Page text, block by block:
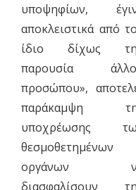
υποψηφίων,
αποκλειστικά από
ίδιο δίχως
παρουσία
προσώπου»,
παράκαμψη
υποχρέωσης
θεσμοθετημένων
οργάνων
διασφαλίσουν